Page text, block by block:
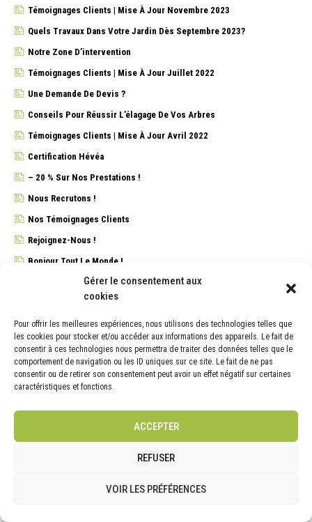
Gérer le consentement aux
cookies
Pour offrir les meilleures expériences, nous utilisons des technologies telles que
les cookies pour stocker et/ou accéder aux informations des appareils. Le fait de
consentir à ces technologies nous permettra de traiter des données telles que le
comportement de navigation ou les ID uniques sur ce site. Le fait de ne pas
consentir ou de retirer son consentement peut avoir un effet négatif sur certaines
caractéristiques et fonctions.
ACCEPTER
REFUSER
VOIR LES PRÉFÉRENCES
Témoignages Clients | Mise À Jour Novembre 2023
Quels Travaux Dans Votre Jardin Dès Septembre 2023?
Notre Zone D’intervention
Témoignages Clients | Mise À Jour Juillet 2022
Une Demande De Devis ?
Conseils Pour Réussir L’élagage De Vos Arbres
Témoignages Clients | Mise À Jour Avril 2022
Certification Hévéa
– 20 % Sur Nos Prestations !
Nous Recrutons !
Nos Témoignages Clients
Rejoignez-Nous !
Bonjour Tout Le Monde !
ARCHIVES
ARCHIVES